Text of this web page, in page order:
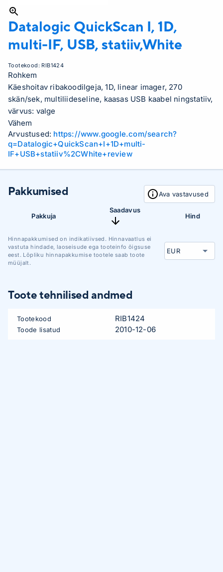
Datalogic QuickScan I, 1D,
multi-IF, USB, statiiv,White
Tootekood: RIB1424
Rohkem
Käeshoitav ribakoodilgeja, 1D, linear imager, 270
skän/sek, multiliideseline, kaasas USB kaabel ningstatiiv,
värvus: valge
Vähem
Arvustused: https://www.google.com/search?
q=Datalogic+QuickScan+I+1D+multi-
IF+USB+statiiv%2CWhite+review
Pakkumised Ava vastavused
Pakkuja
Saadavus
Hind
Hinnapakkumised on indikatiivsed. Hinnavaatlus ei
vastuta hindade, laoseisude ega tooteinfo õigsuse
eest. Lõpliku hinnapakkumise tootele saab toote
müüjalt.
Toote tehnilised andmed
Tootekood RIB1424
Toode lisatud 2010-12-06